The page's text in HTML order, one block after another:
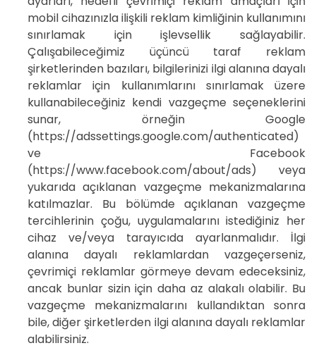
mobil cihazınızla ilişkili reklam kimliğinin kullanımını
sınırlamak için işlevsellik sağlayabilir.
Çalışabileceğimiz üçüncü taraf reklam
şirketlerinden bazıları, bilgilerinizi ilgi alanına dayalı
reklamlar için kullanımlarını sınırlamak üzere
kullanabileceğiniz kendi vazgeçme seçeneklerini
sunar, örneğin Google
(https://adssettings.google.com/authenticated)
ve Facebook
(https://www.facebook.com/about/ads) veya
yukarıda açıklanan vazgeçme mekanizmalarına
katılmazlar. Bu bölümde açıklanan vazgeçme
tercihlerinin çoğu, uygulamalarını istediğiniz her
cihaz ve/veya tarayıcıda ayarlanmalıdır. İlgi
alanına dayalı reklamlardan vazgeçerseniz,
çevrimiçi reklamlar görmeye devam edeceksiniz,
ancak bunlar sizin için daha az alakalı olabilir. Bu
vazgeçme mekanizmalarını kullandıktan sonra
bile, diğer şirketlerden ilgi alanına dayalı reklamlar
alabilirsiniz.